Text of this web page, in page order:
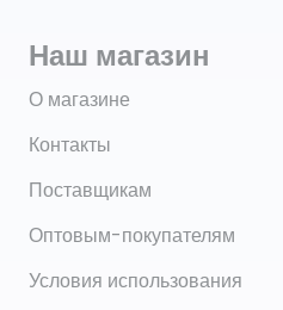
Наш магазин
О магазине
Контакты
Поставщикам
Оптовым-покупателям
Условия использования